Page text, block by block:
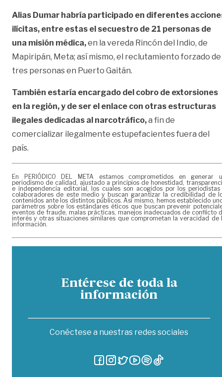
Alias Dumar habría participado en diferentes
ilícitas, entre estas el secuestro de 21 personas de
una misión médica,en la vereda Rincón del Indio, de
Mapiripán, Meta; así mismo, el reclutamiento forzado de
tres personas en Puerto Gaitán.
También estaría encargado del cobro de extorsiones
en la región, y de ser el enlace con otras estructuras
ilegales dedicadas al narcotráfico,a fin de
comercializar ilegalmente estupefacientes fuera del
país.
En PERIÓDICO DEL META estamos comprometidos en generar
periodismo de calidad, ajustado a principios de honestidad,
e independencia editorial, los cuales son acogidos por los periodistas
colaboradores de este medio y buscan garantizar la credibilidad de
contenidos ante los distintos públicos. Así mismo, hemos establecido
parámetros sobre los estándares éticos que buscan prevenir
eventos de fraude, malas prácticas, manejos inadecuados de conflicto
interés y otras situaciones similares que comprometan la veracidad de
información.
Entérese de toda la
información
Conéctese a nuestras redes sociales